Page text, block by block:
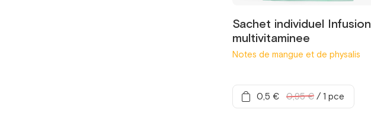
Sachet individuel Infusion
multivitaminee
Notes de mangue et de physalis
0,5 € 0,95 € /1 pce